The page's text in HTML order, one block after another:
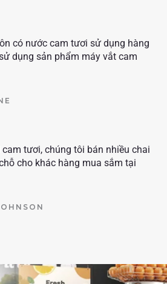
có nước cam tươi sử dụng hàng
dụng sản phẩm máy vắt cam
tươi, chúng tôi bán nhiều chai
cho khác hàng mua sắm tại